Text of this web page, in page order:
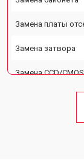
Замена платы
Замена затвора
Замена CCD/